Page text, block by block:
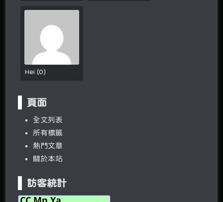
Hei(0)
頁面
全文列表
所有標籤
熱門文章
關於本站
訪客統計